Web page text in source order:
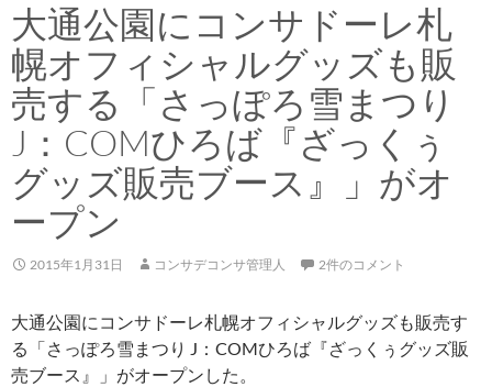
大通公園にコンサドーレ札
幌オフィシャルグッズも販
売する「さっぽろ雪まつり
J：COMひろば『ざっくぅ
グッズ販売ブース』」がオ
ープン
2015年1月31日 コンサデコンサ管理人 2件のコメント
大通公園にコンサドーレ札幌オフィシャルグッズも販売す
る「さっぽろ雪まつり J：COMひろば『ざっくぅグッズ販
売ブース』」がオープンした。